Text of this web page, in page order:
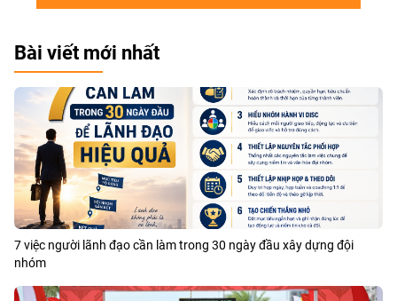
Bài viết mới nhất
7 việc người lãnh đạo cần làm trong 30 ngày đầu xây dựng đội
nhóm